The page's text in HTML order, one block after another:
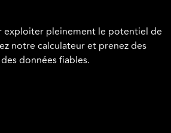
exploiter pleinement le potentiel de
notre calculateur et prenez des
données fiables.